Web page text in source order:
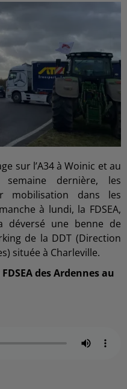
sur l’A34 à Woinic et au
semaine dernière, les
mobilisation dans les
à lundi, la FDSEA,
déversé une benne de
de la DDT (Direction
située à Charleville.
des Ardennes au